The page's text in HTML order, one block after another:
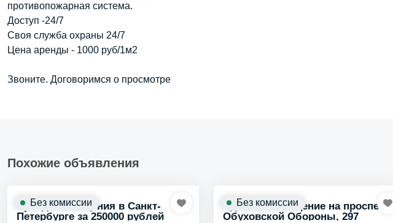
противопожарная система.
Доступ -24/7
Своя служба охраны 24/7
Цена аренды - 1000 руб/1м2
Звоните. Договоримся о просмотре
Похожие объявления
Аренда помещения в Санкт-
Петербурге за 250000 рублей
Без комиссии
Сдается помещение на проспекте
Обуховской Обороны, 297
Без комиссии